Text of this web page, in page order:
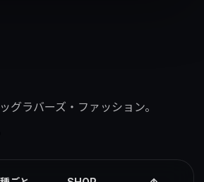
グラバーズ・ファッション。